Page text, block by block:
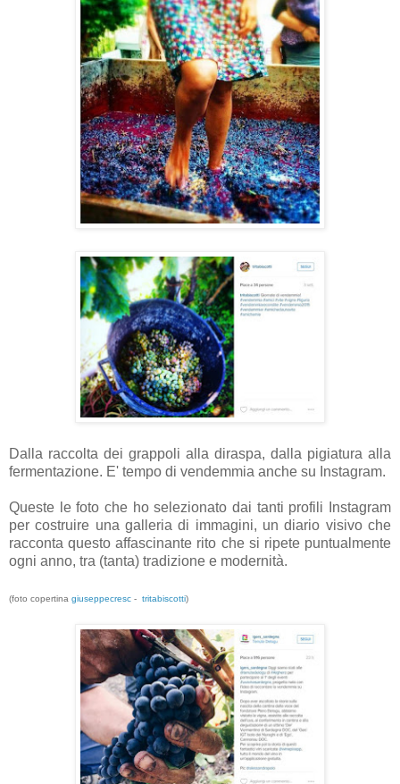
Dalla raccolta dei grappoli alla diraspa, dalla pigiatura alla
fermentazione. E' tempo di vendemmia anche su Instagram.
Queste le foto che ho selezionato dai tanti profili Instagram
per costruire una galleria di immagini, un diario visivo che
racconta questo affascinante rito che si ripete puntualmente
ogni anno, tra (tanta) tradizione e modernità.
(foto copertina giuseppecresc - tritabiscotti)